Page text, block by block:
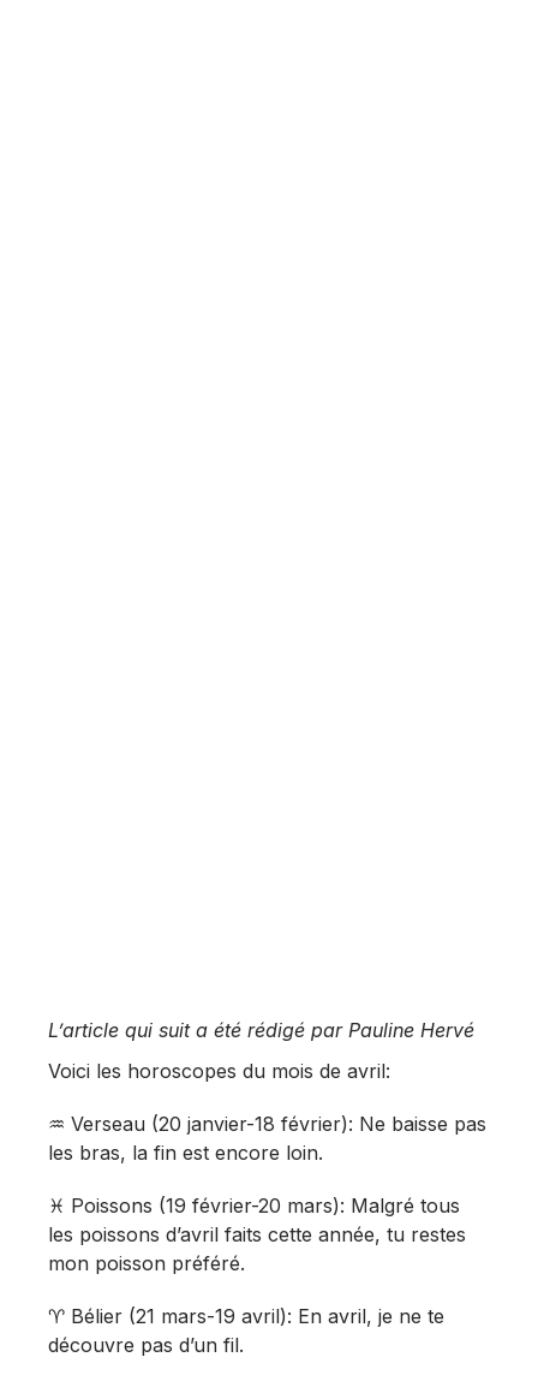
L’article qui suit a été rédigé par Pauline Hervé
Voici les horoscopes du mois de avril:
♒️ Verseau (20 janvier-18 février): Ne baisse pas
les bras, la fin est encore loin.
♓️ Poissons (19 février-20 mars): Malgré tous
les poissons d’avril faits cette année, tu restes
mon poisson préféré.
♈️ Bélier (21 mars-19 avril): En avril, je ne te
découvre pas d’un fil.